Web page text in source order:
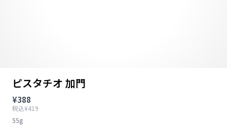
ピスタチオ 加門
¥388
税込¥419
55g